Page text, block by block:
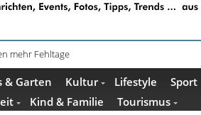
mehr Fehltage
Store in Büren
& Garten Kultur Lifestyle Sport
Kind & Familie Tourismus